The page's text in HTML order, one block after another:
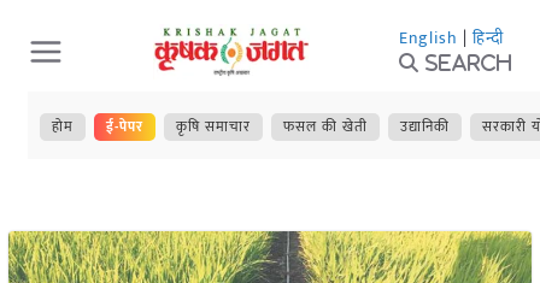
Skip
to
content
English | हिन्दी
Search
होम ई-पेपर कृषि समाचार फसल की खेती उद्यानिकी सरकारी